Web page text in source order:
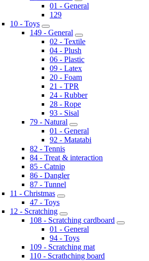
01 - General
129
10 - Toys
149 - General
02 - Textile
04 - Plush
06 - Plastic
09 - Latex
20 - Foam
21 - TPR
24 - Rubber
28 - Rope
93 - Sisal
79 - Natural
01 - General
92 - Matatabi
82 - Tennis
84 - Treat & interaction
85 - Catnip
86 - Dangler
87 - Tunnel
11 - Christmas
47 - Toys
12 - Scratching
108 - Scratching cardboard
01 - General
94 - Toys
109 - Scratching mat
110 - Scrathching board